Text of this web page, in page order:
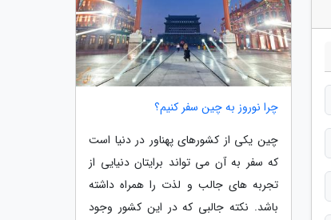
چرا نوروز به چین سفر کنیم؟
چین یکی از کشورهای پهناور در دنیا است
که سفر به آن می تواند برایتان دنیایی از
تجربه های جالب و لذت را همراه داشته
باشد. نکته جالبی که در این کشور وجود